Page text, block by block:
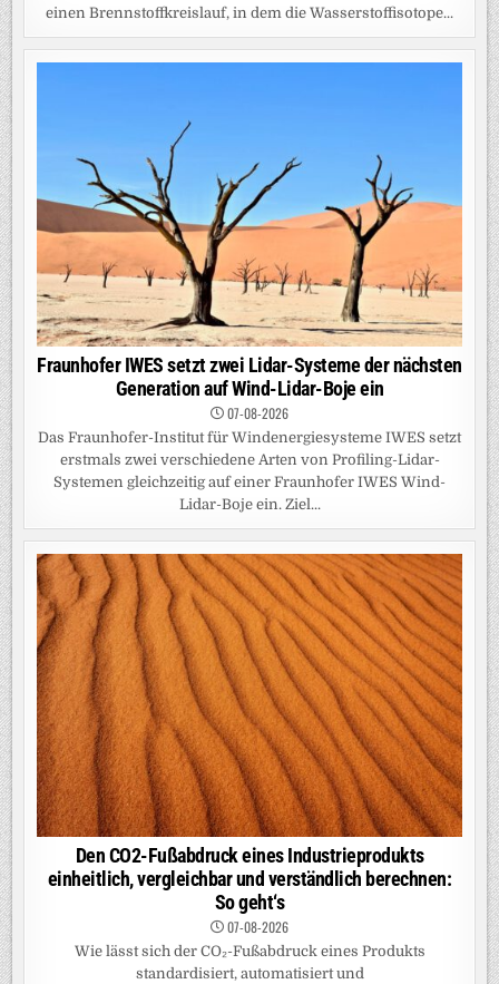
einen Brennstoffkreislauf, in dem die Wasserstoffisotope...
Fraunhofer IWES setzt zwei Lidar-Systeme der nächsten
Generation auf Wind-Lidar-Boje ein
07-08-2026
Das Fraunhofer-Institut für Windenergiesysteme IWES setzt
erstmals zwei verschiedene Arten von Profiling-Lidar-
Systemen gleichzeitig auf einer Fraunhofer IWES Wind-
Lidar-Boje ein. Ziel...
Den CO2-Fußabdruck eines Industrieprodukts
einheitlich, vergleichbar und verständlich berechnen:
So geht‘s
07-08-2026
Wie lässt sich der CO₂-Fußabdruck eines Produkts
standardisiert, automatisiert und